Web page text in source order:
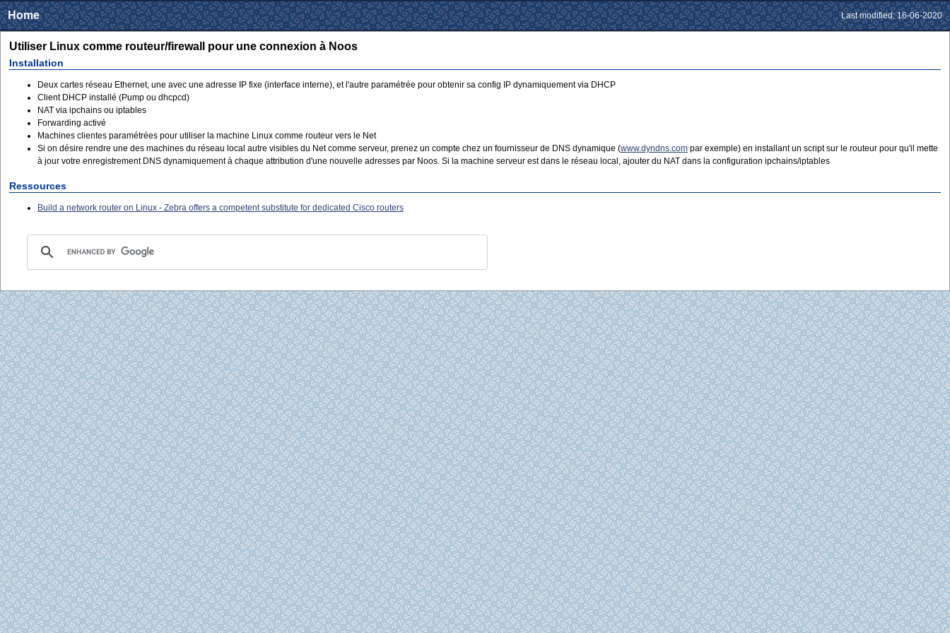
Home Last modified: 16-06-2020
Utiliser Linux comme routeur/firewall pour une connexion à Noos
Installation
Deux cartes réseau Ethernet, une avec une adresse IP fixe (interface interne), et l'autre paramétrée pour obtenir sa config IP dynamiquement via DHCP
Client DHCP installé (Pump ou dhcpcd)
NAT via ipchains ou iptables
Forwarding activé
Machines clientes paramétrées pour utiliser la machine Linux comme routeur vers le Net
Si on désire rendre une des machines du réseau local autre visibles du Net comme serveur, prenez un compte chez un fournisseur de DNS dynamique (www.dyndns.com par exemple) en installant un script sur le routeur pour qu'il mette
à jour votre enregistrement DNS dynamiquement à chaque attribution d'une nouvelle adresses par Noos. Si la machine serveur est dans le réseau local, ajouter du NAT dans la configuration ipchains/iptables
Ressources
Build a network router on Linux - Zebra offers a competent substitute for dedicated Cisco routers